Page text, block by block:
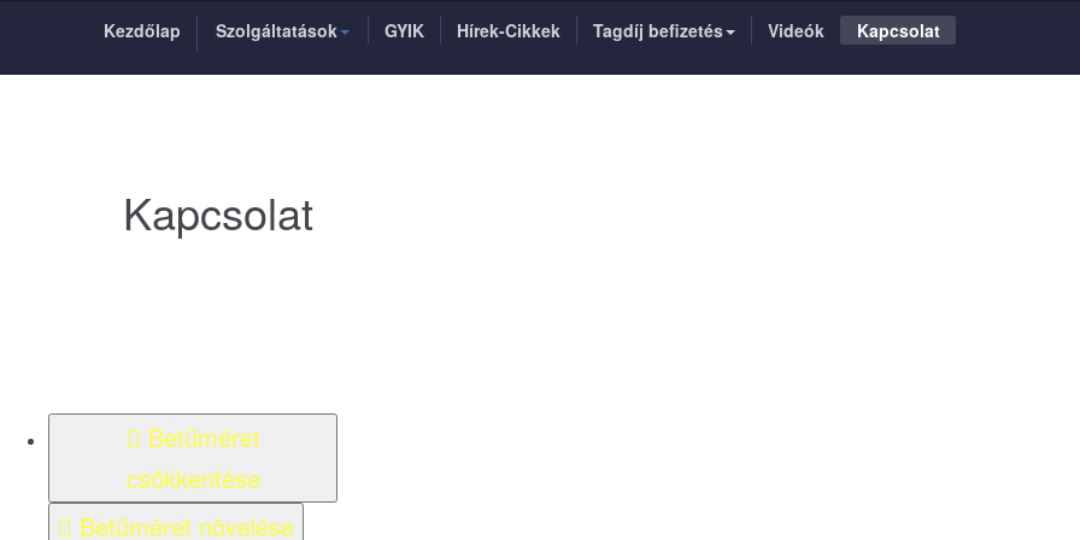
Kezdőlap Szolgáltatások GYIK Hírek-Cikkek Tagdíj befizetés Videók Kapcsolat
Kapcsolat
Betűméret
csökkentése
Betűméret növelése